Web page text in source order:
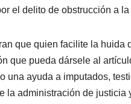
el delito de obstrucción a
que quien facilite la huida
que pueda dársele al
una ayuda a imputados,
la administración de justicia